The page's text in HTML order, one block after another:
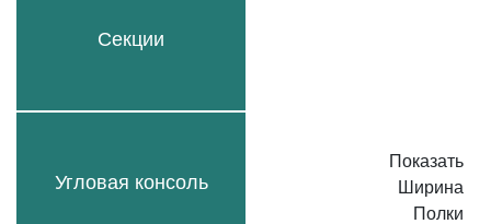
Секции
Угловая консоль
Показать
Ширина
Полки